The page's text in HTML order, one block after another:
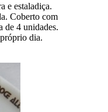
e estaladiça.
Coberto com
de 4 unidades.
dia.